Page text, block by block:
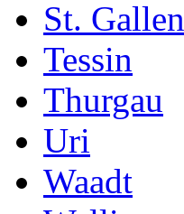
St. Gallen
Tessin
Thurgau
Uri
Waadt